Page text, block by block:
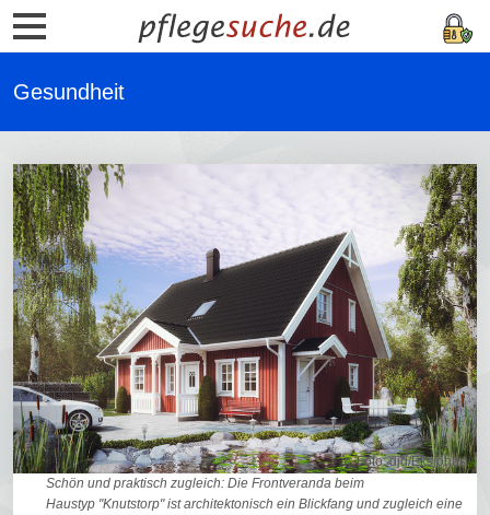
Gesundheit
Foto: djd/Eksjöhus
Schön und praktisch zugleich: Die Frontveranda beim
Haustyp "Knutstorp" ist architektonisch ein Blickfang und zugleich eine